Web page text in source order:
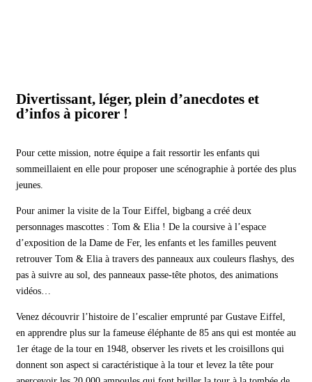
Divertissant, léger, plein d’anecdotes et
d’infos à picorer !
Pour cette mission, notre équipe a fait ressortir les enfants qui
sommeillaient en elle pour proposer une scénographie à portée des plus
jeunes.
Pour animer la visite de la Tour Eiffel, bigbang a créé deux
personnages mascottes : Tom & Elia ! De la coursive à l’espace
d’exposition de la Dame de Fer, les enfants et les familles peuvent
retrouver Tom & Elia à travers des panneaux aux couleurs flashys, des
pas à suivre au sol, des panneaux passe-tête photos, des animations
vidéos…
Venez découvrir l’histoire de l’escalier emprunté par Gustave Eiffel,
en apprendre plus sur la fameuse éléphante de 85 ans qui est montée au
1er étage de la tour en 1948, observer les rivets et les croisillons qui
donnent son aspect si caractéristique à la tour et levez la tête pour